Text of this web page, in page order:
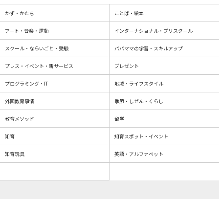
かず・かたち ことば・絵本
アート・音楽・運動 インターナショナル・プリスクール
スクール・ならいごと・受験 パパママの学習・スキルアップ
プレス・イベント・新サービス プレゼント
プログラミング・IT 地域・ライフスタイル
外国教育事情 季節・しぜん・くらし
教育メソッド 留学
知育 知育スポット・イベント
知育玩具 英語・アルファベット